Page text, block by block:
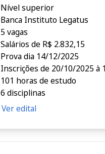
Nível superior
Banca Instituto Legatus
5 vagas
Salários de R$ 2.832,15
Prova dia 14/12/2025
Inscrições de 20/10/2025 à
101 horas de estudo
6 disciplinas
Ver edital